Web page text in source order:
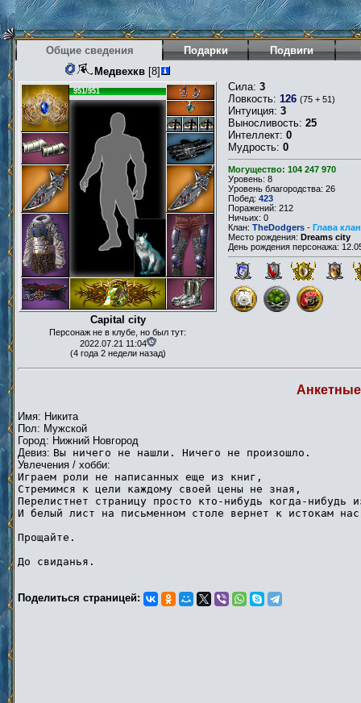
Общие сведения Подарки Подвиги
Медвехкв [8]
951/951
Capital city
Персонаж не в клубе, но был тут:
2022.07.21 11:04
(4 года 2 недели назад)
Сила: 3
Ловкость: 126 (75 + 51)
Интуиция: 3
Выносливость: 25
Интеллект: 0
Мудрость: 0
Могущество: 104 247 970
Уровень: 8
Уровень благородства: 26
Побед: 423
Поражений: 212
Ничьих: 0
Клан: TheDodgers - Глава
Место рождения: Dreams city
День рождения персонажа:
Имя: Никита
Пол: Мужской
Город: Нижний Новгород
Девиз: Вы ничего не нашли. Ничего не произошло.
Увлечения / хобби:
Играем роли не написанных еще из книг,
Стремимся к цели каждому своей цены не зная,
Перелистнет страницу просто кто-нибудь когда-нибудь
И белый лист на письменном столе вернет к истокам
Прощайте.
До свиданья.
Поделиться страницей: